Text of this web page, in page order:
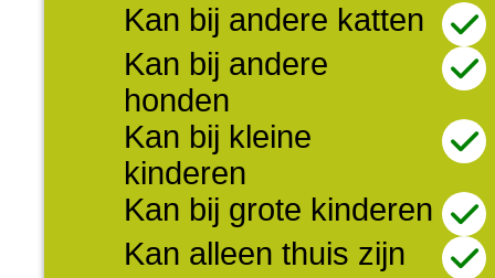
Kan bij andere katten
Kan bij andere
honden
Kan bij kleine
kinderen
Kan bij grote kinderen
Kan alleen thuis zijn